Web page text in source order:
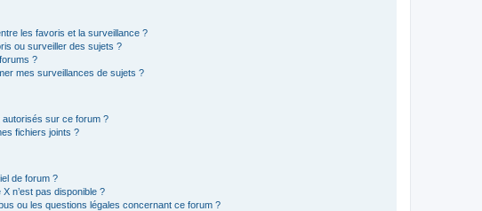
les favoris et la surveillance ?
ou surveiller des sujets ?
?
mes surveillances de sujets ?
sur ce forum ?
fichiers joints ?
de forum ?
n’est pas disponible ?
ou les questions légales concernant ce forum ?